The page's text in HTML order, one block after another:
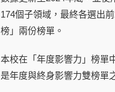
174個子領域，最終各選出
榜」兩份榜單。
本校在「年度影響力」榜單
是年度與終身影響力雙榜單